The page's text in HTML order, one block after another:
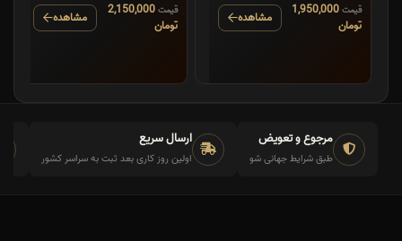
قیمت1,950,000
تومان
مشاهده قیمت 2,150,000
تومان
مشاهده
مرجوع و تعویض
طبق شرایط جهانی شو
ارسال سریع
اولین روز کاری بعد ثبت به سراسر کشور